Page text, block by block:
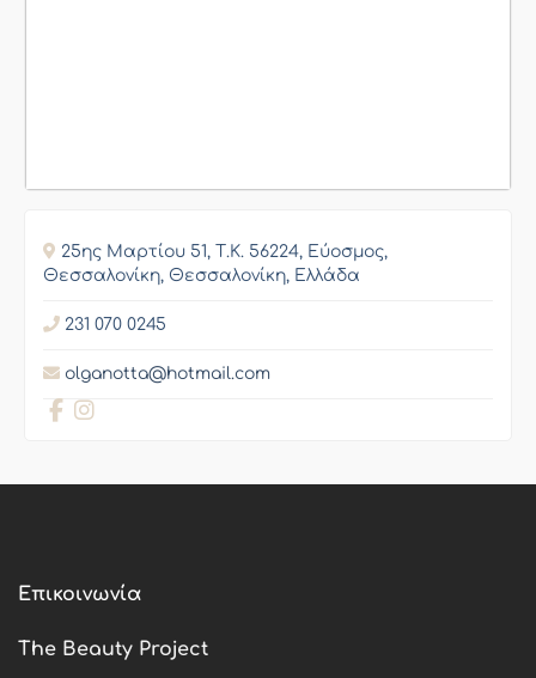
25ης Μαρτίου 51, Τ.Κ. 56224, Εύοσμος,
Θεσσαλονίκη, Θεσσαλονίκη, Ελλάδα
231 070 0245
olganotta@hotmail.com
Επικοινωνία
The Beauty Project